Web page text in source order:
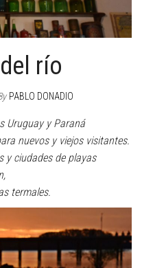
río
PABLO DONADIO
Uruguay y Paraná
nuevos y viejos visitantes.
y ciudades de playas
termales.